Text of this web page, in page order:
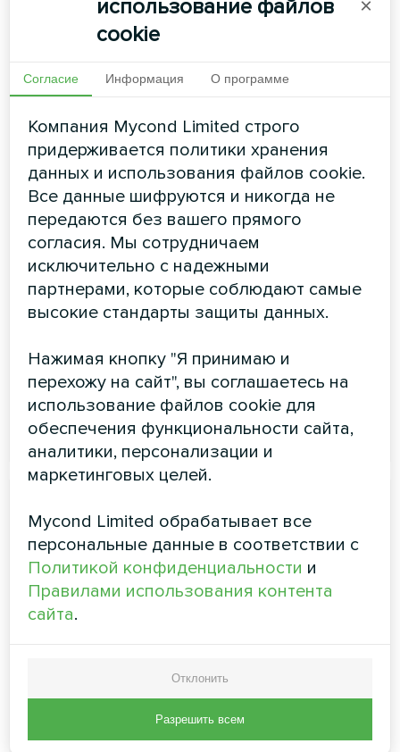
Тепловые насосы типа
моноблок серия BeeEco
Новый высокоэффективный тепловой насос
"воздух-вода" с температурой подачи до +75°С,
благодаря использованию природного и
экологического хладагента R290.Тепловой насос
BeeEco будет идеальным решением для проектов
реконструкции существующих систем отопления
Мощность обогрева:до 18,5 кВт
ЧИТАТЬ ДАЛЕЕ
моноблок серии BeeThermic
Простота монтажа и самые современные
использование файлов
cookie
×
Согласие Информация О программе
Компания Mycond Limited строго
придерживается политики хранения
данных и использования файлов cookie.
Все данные шифруются и никогда не
передаются без вашего прямого
согласия. Мы сотрудничаем
исключительно с надежными
партнерами, которые соблюдают самые
высокие стандарты защиты данных.
Нажимая кнопку "Я принимаю и
перехожу на сайт", вы соглашаетесь на
использование файлов cookie для
обеспечения функциональности сайта,
аналитики, персонализации и
маркетинговых целей.
Mycond Limited обрабатывает все
персональные данные в соответствии с
Политикой конфиденциальности и
Правилами использования контента
сайта.
Отклонить
Разрешить всем